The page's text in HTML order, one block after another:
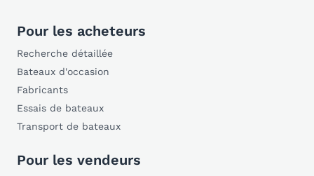
Pour les acheteurs
Recherche détaillée
Bateaux d'occasion
Fabricants
Essais de bateaux
Transport de bateaux
Pour les vendeurs